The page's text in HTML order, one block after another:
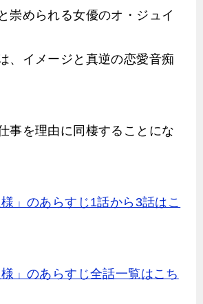
崇められる女優のオ・ジュイ
、イメージと真逆の恋愛音痴
事を理由に同棲することにな
様」のあらすじ1話から3話はこ
様」のあらすじ全話一覧はこち